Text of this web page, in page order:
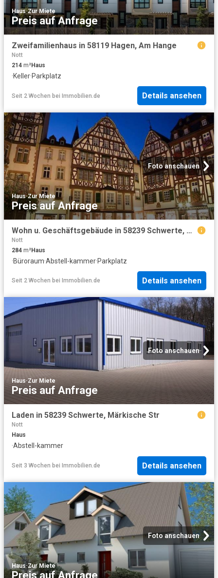
Haus·Zur Miete
Preis auf Anfrage
Zweifamilienhaus in 58119 Hagen, Am Hange
Nott
214 m²Haus
·Keller·Parkplatz
Seit 2 Wochen bei Immobilien.de Details ansehen
Foto anschauen
Haus·Zur Miete
Preis auf Anfrage
Wohn u. Geschäftsgebäude in 58239 Schwerte, Reichshofstr
Nott
284 m²Haus
·Büroraum·Abstell-kammer·Parkplatz
Seit 2 Wochen bei Immobilien.de Details ansehen
Foto anschauen
Haus·Zur Miete
Preis auf Anfrage
Laden in 58239 Schwerte, Märkische Str
Nott
Haus
·Abstell-kammer
Seit 3 Wochen bei Immobilien.de Details ansehen
Foto anschauen
Haus·Zur Miete
Preis auf Anfrage